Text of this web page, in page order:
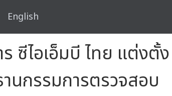
English
ซีไอเอ็มบี ไทย แต่งตั้
นกรรมการตรวจสอบ